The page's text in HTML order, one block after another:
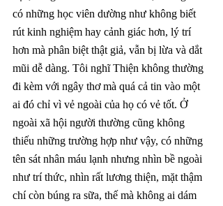
có những học viên dường như không biết
rút kinh nghiệm hay cảnh giác hơn, lý trí
hơn mà phân biệt thật giả, vẫn bị lừa và dắt
mũi dễ dàng. Tôi nghĩ Thiện không thường
đi kèm với ngây thơ mà quá cả tin vào một
ai đó chỉ vì vẻ ngoài của họ có vẻ tốt. Ở
ngoài xã hội người thường cũng không
thiếu những trường hợp như vậy, có những
tên sát nhân máu lạnh nhưng nhìn bề ngoài
như trí thức, nhìn rất lương thiện, mặt thậm
chí còn búng ra sữa, thế mà không ai dám